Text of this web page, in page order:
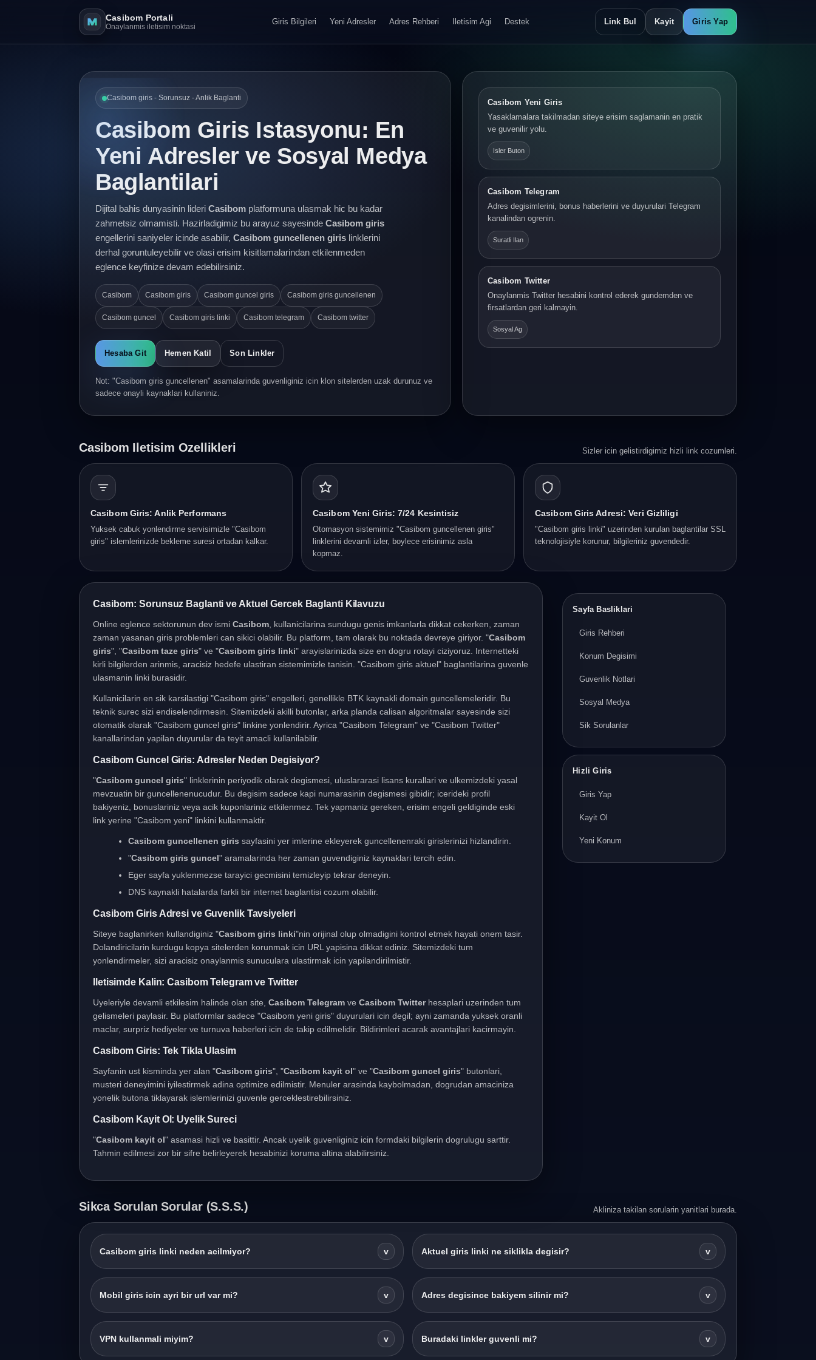
Casibom Portali
Onaylanmis iletisim noktasi
Giris Bilgileri Yeni Adresler Adres Rehberi Iletisim Agi Destek Link Bul Kayit Giris Yap
Casibom giris - Sorunsuz - Anlik Baglanti
Casibom Giris Istasyonu: En
Yeni Adresler ve Sosyal Medya
Baglantilari
Dijital bahis dunyasinin lideri Casibom platformuna ulasmak hic bu kadar
zahmetsiz olmamisti. Hazirladigimiz bu arayuz sayesinde Casibom giris
engellerini saniyeler icinde asabilir, Casibom guncellenen giris linklerini
derhal goruntuleyebilir ve olasi erisim kisitlamalarindan etkilenmeden
eglence keyfinize devam edebilirsiniz.
Casibom Casibom giris Casibom guncel giris Casibom giris guncellenen
Casibom guncel Casibom giris linki Casibom telegram Casibom twitter
Hesaba Git Hemen Katil Son Linkler
Not: "Casibom giris guncellenen" asamalarinda guvenliginiz icin klon sitelerden uzak durunuz ve
sadece onayli kaynaklari kullaniniz.
Casibom Yeni Giris
Yasaklamalara takilmadan siteye erisim saglamanin en pratik
ve guvenilir yolu.
Isler Buton
Casibom Telegram
Adres degisimlerini, bonus haberlerini ve duyurulari Telegram
kanalindan ogrenin.
Suratli Ilan
Casibom Twitter
Onaylanmis Twitter hesabini kontrol ederek gundemden ve
firsatlardan geri kalmayin.
Sosyal Ag
Casibom Iletisim Ozellikleri Sizler icin gelistirdigimiz hizli link cozumleri.
Casibom Giris: Anlik Performans
Yuksek cabuk yonlendirme servisimizle "Casibom
giris" islemlerinizde bekleme suresi ortadan kalkar.
Casibom Yeni Giris: 7/24 Kesintisiz
Otomasyon sistemimiz "Casibom guncellenen giris"
linklerini devamli izler, boylece erisinimiz asla
kopmaz.
Casibom Giris Adresi: Veri Gizliligi
"Casibom giris linki" uzerinden kurulan baglantilar SSL
teknolojisiyle korunur, bilgileriniz guvendedir.
Casibom Giris Islemleri
Casibom: Sorunsuz Baglanti ve Aktuel Gercek Baglanti Kilavuzu
Online eglence sektorunun dev ismi Casibom , kullanicilarina sundugu genis imkanlarla dikkat cekerken, zaman
zaman yasanan giris problemleri can sikici olabilir. Bu platform, tam olarak bu noktada devreye giriyor. "Casibom
giris", "Casibom taze giris" ve "Casibom giris linki" arayislarinizda size en dogru rotayi ciziyoruz. Internetteki
kirli bilgilerden arinmis, aracisiz hedefe ulastiran sistemimizle tanisin. "Casibom giris aktuel" baglantilarina guvenle
ulasmanin linki burasidir.
Kullanicilarin en sik karsilastigi "Casibom giris" engelleri, genellikle BTK kaynakli domain guncellemeleridir. Bu
teknik surec sizi endiselendirmesin. Sitemizdeki akilli butonlar, arka planda calisan algoritmalar sayesinde sizi
otomatik olarak "Casibom guncel giris" linkine yonlendirir. Ayrica "Casibom Telegram" ve "Casibom Twitter"
kanallarindan yapilan duyurular da teyit amacli kullanilabilir.
Casibom Guncel Giris: Adresler Neden Degisiyor?
"Casibom guncel giris" linklerinin periyodik olarak degismesi, uluslararasi lisans kurallari ve ulkemizdeki yasal
mevzuatin bir guncellenenucudur. Bu degisim sadece kapi numarasinin degismesi gibidir; icerideki profil
bakiyeniz, bonuslariniz veya acik kuponlariniz etkilenmez. Tek yapmaniz gereken, erisim engeli geldiginde eski
link yerine "Casibom yeni" linkini kullanmaktir.
Casibom guncellenen giris sayfasini yer imlerine ekleyerek guncellenenraki girislerinizi hizlandirin.
"Casibom giris guncel" aramalarinda her zaman guvendiginiz kaynaklari tercih edin.
Eger sayfa yuklenmezse tarayici gecmisini temizleyip tekrar deneyin.
DNS kaynakli hatalarda farkli bir internet baglantisi cozum olabilir.
Casibom Giris Adresi ve Guvenlik Tavsiyeleri
Siteye baglanirken kullandiginiz "Casibom giris linki"nin orijinal olup olmadigini kontrol etmek hayati onem tasir.
Dolandiricilarin kurdugu kopya sitelerden korunmak icin URL yapisina dikkat ediniz. Sitemizdeki tum
yonlendirmeler, sizi aracisiz onaylanmis sunuculara ulastirmak icin yapilandirilmistir.
Iletisimde Kalin: Casibom Telegram ve Twitter
Uyeleriyle devamli etkilesim halinde olan site, Casibom Telegram ve Casibom Twitterhesaplari uzerinden tum
gelismeleri paylasir. Bu platformlar sadece "Casibom yeni giris" duyurulari icin degil; ayni zamanda yuksek oranli
maclar, surpriz hediyeler ve turnuva haberleri icin de takip edilmelidir. Bildirimleri acarak avantajlari kacirmayin.
Casibom Giris: Tek Tikla Ulasim
Sayfanin ust kisminda yer alan "Casibom giris", "Casibom kayit ol" ve "Casibom guncel giris" butonlari,
musteri deneyimini iyilestirmek adina optimize edilmistir. Menuler arasinda kaybolmadan, dogrudan amaciniza
yonelik butona tiklayarak islemlerinizi guvenle gerceklestirebilirsiniz.
Casibom Kayit Ol: Uyelik Sureci
"Casibom kayit ol" asamasi hizli ve basittir. Ancak uyelik guvenliginiz icin formdaki bilgilerin dogrulugu sarttir.
Tahmin edilmesi zor bir sifre belirleyerek hesabinizi koruma altina alabilirsiniz.
Sayfa Basliklari
Giris Rehberi
Konum Degisimi
Guvenlik Notlari
Sosyal Medya
Sik Sorulanlar
Hizli Giris
Giris Yap
Kayit Ol
Yeni Konum
Sikca Sorulan Sorular (S.S.S.) Akliniza takilan sorularin yanitlari burada.
Casibom giris linki neden acilmiyor? v Aktuel giris linki ne siklikla degisir? v
Mobil giris icin ayri bir url var mi? v Adres degisince bakiyem silinir mi? v
VPN kullanmali miyim? v Buradaki linkler guvenli mi? v